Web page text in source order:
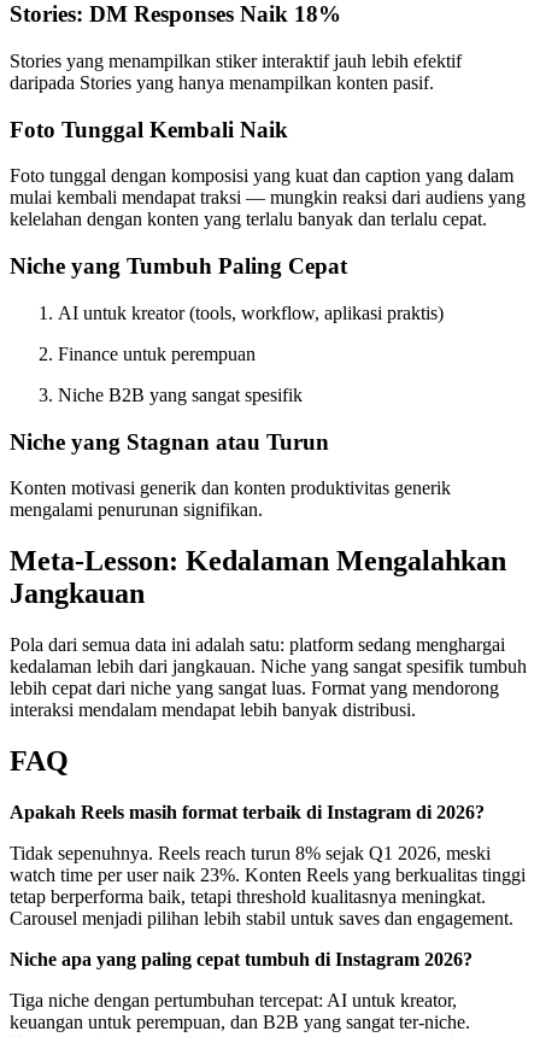
Stories: DM Responses Naik 18%
Stories yang menampilkan stiker interaktif jauh lebih efektif
daripada Stories yang hanya menampilkan konten pasif.
Foto Tunggal Kembali Naik
Foto tunggal dengan komposisi yang kuat dan caption yang dalam
mulai kembali mendapat traksi — mungkin reaksi dari audiens yang
kelelahan dengan konten yang terlalu banyak dan terlalu cepat.
Niche yang Tumbuh Paling Cepat
AI untuk kreator (tools, workflow, aplikasi praktis)
Finance untuk perempuan
Niche B2B yang sangat spesifik
Niche yang Stagnan atau Turun
Konten motivasi generik dan konten produktivitas generik
mengalami penurunan signifikan.
Meta-Lesson: Kedalaman Mengalahkan
Jangkauan
Pola dari semua data ini adalah satu: platform sedang menghargai
kedalaman lebih dari jangkauan. Niche yang sangat spesifik tumbuh
lebih cepat dari niche yang sangat luas. Format yang mendorong
interaksi mendalam mendapat lebih banyak distribusi.
FAQ
Apakah Reels masih format terbaik di Instagram di 2026?
Tidak sepenuhnya. Reels reach turun 8% sejak Q1 2026, meski
watch time per user naik 23%. Konten Reels yang berkualitas tinggi
tetap berperforma baik, tetapi threshold kualitasnya meningkat.
Carousel menjadi pilihan lebih stabil untuk saves dan engagement.
Niche apa yang paling cepat tumbuh di Instagram 2026?
Tiga niche dengan pertumbuhan tercepat: AI untuk kreator,
keuangan untuk perempuan, dan B2B yang sangat ter-niche.